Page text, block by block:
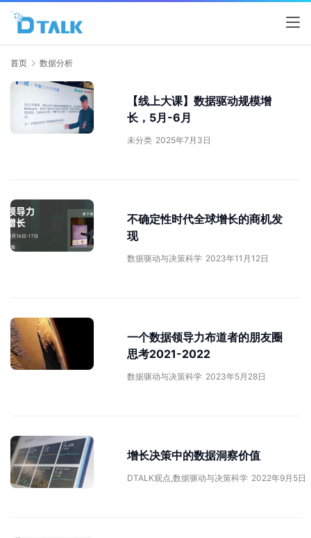
首页 数据分析
【线上大课】数据驱动规模增
长，5月-6月
未分类 2025年7月3日
不确定性时代全球增长的商机发
现
数据驱动与决策科学 2023年11月12日
一个数据领导力布道者的朋友圈
思考2021-2022
数据驱动与决策科学 2023年5月28日
增长决策中的数据洞察价值
DTALK观点,数据驱动与决策科学 2022年9月5日